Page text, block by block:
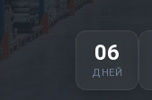
06
ДНЕЙ